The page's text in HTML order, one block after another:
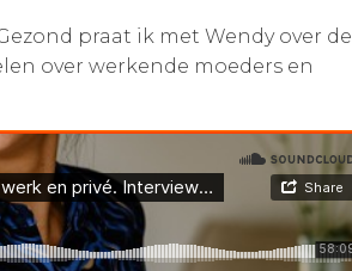
praat ik met Wendy over de
over werkende moeders en